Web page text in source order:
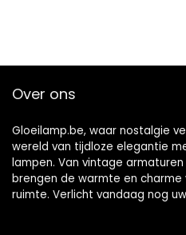
Over ons
Gloeilamp.be, waar nostalgie
wereld van tijdloze elegantie
lampen. Van vintage
brengen de warmte en
ruimte. Verlicht vandaag nog